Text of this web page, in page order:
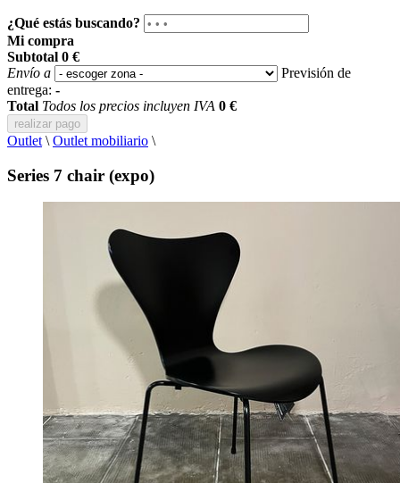
¿Qué estás buscando?
Mi compra
Subtotal 0 €
Envío a
Previsión de
entrega: -
Total Todos los precios incluyen IVA 0 €
realizar pago
Outlet \ Outlet mobiliario \
Series 7 chair (expo)